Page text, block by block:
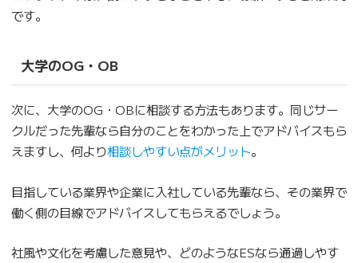
です。
大学のOG・OB
次に、大学のOG・OBに相談する方法もあります。同じサー
クルだった先輩なら自分のことをわかった上でアドバイスもら
えますし、何より相談しやすい点がメリット。
目指している業界や企業に入社している先輩なら、その業界で
働く側の目線でアドバイスしてもらえるでしょう。
社風や文化を考慮した意見や、どのようなESなら通過しやす